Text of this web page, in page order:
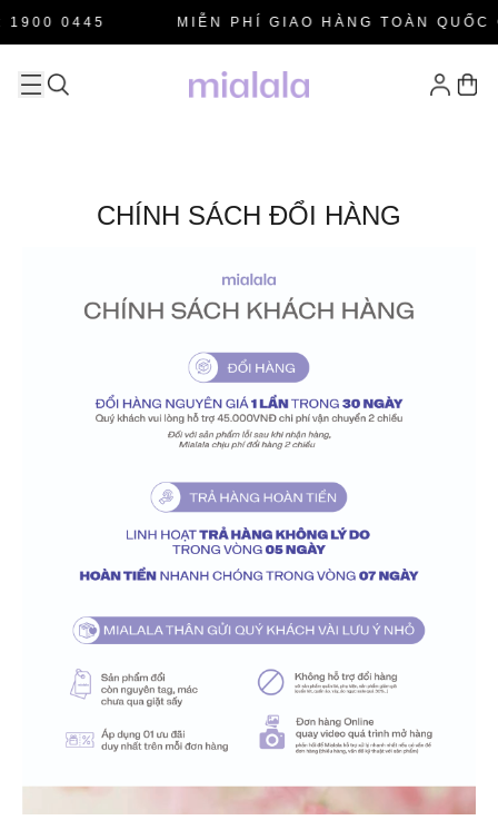
1900 0445 MIỄN PHÍ GIAO HÀNG TOÀN
CHÍNH SÁCH ĐỔI HÀNG